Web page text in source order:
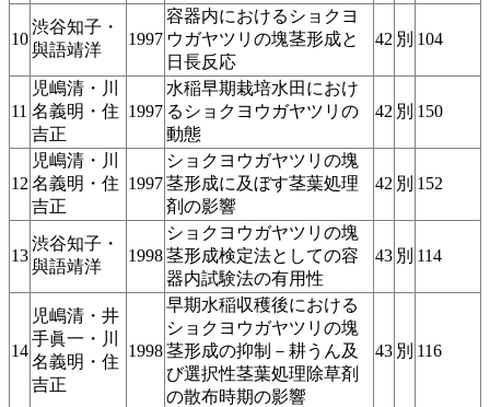
10
渋谷知子・
與語靖洋
1997
容器内におけるショクヨ
ウガヤツリの塊茎形成と
日長反応
42 別 104
11
児嶋清・川
名義明・住
吉正
1997
水稲早期栽培水田におけ
るショクヨウガヤツリの
動態
42 別 150
12
児嶋清・川
名義明・住
吉正
1997
ショクヨウガヤツリの塊
茎形成に及ぼす茎葉処理
剤の影響
42 別 152
13
渋谷知子・
與語靖洋
1998
ショクヨウガヤツリの塊
茎形成検定法としての容
器内試験法の有用性
43 別 114
14
児嶋清・井
手眞一・川
名義明・住
吉正
1998
早期水稲収穫後における
ショクヨウガヤツリの塊
茎形成の抑制－耕うん及
び選択性茎葉処理除草剤
の散布時期の影響
43 別 116